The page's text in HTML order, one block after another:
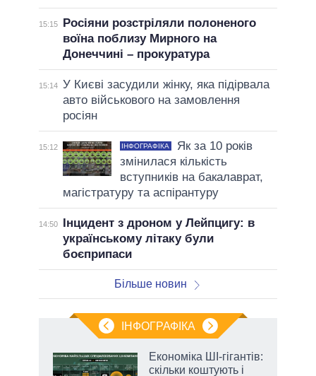
15:15
Росіяни розстріляли полоненого
воїна поблизу Мирного на
Донеччині – прокуратура
15:14 У Києві засудили жінку, яка підірвала
авто військового на замовлення
росіян
15:12 ІНФОГРАФІКА
Як за 10 років
змінилася кількість
вступників на бакалаврат,
магістратуру та аспірантуру
14:50
Інцидент з дроном у Лейпцигу: в
українському літаку були
боєприпаси
Більше новин
ІНФОГРАФІКА
Економіка ШІ-гігантів:
скільки коштують і